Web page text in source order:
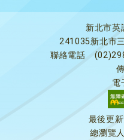
新北市英
241035新北市
聯絡電話
電
最後更新
總瀏覽